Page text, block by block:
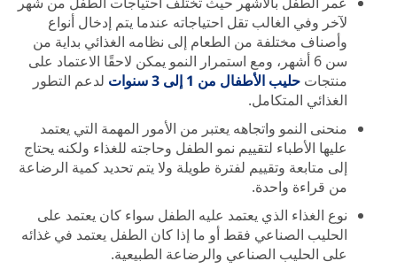
لآخر وفي الغالب تقل احتياجاته عندما يتم إدخال أنواع
وأصناف مختلفة من الطعام إلى نظامه الغذائي بداية من
سن 6 أشهر، ومع استمرار النمو يمكن لاحقًا الاعتماد على
منتجات حليب الأطفال من 1 إلى 3 سنوات
لدعم التطور
الغذائي المتكامل.
منحنى النمو واتجاهه يعتبر من الأمور المهمة التي يعتمد
عليها الأطباء لتقييم نمو الطفل وحاجته للغذاء ولكنه يحتاج
إلى متابعة وتقييم لفترة طويلة ولا يتم تحديد كمية الرضاعة
من قراءة واحدة.
نوع الغذاء الذي يعتمد عليه الطفل سواء كان يعتمد على
الحليب الصناعي فقط أو ما إذا كان الطفل يعتمد في غذائه
على الحليب الصناعي والرضاعة الطبيعية.